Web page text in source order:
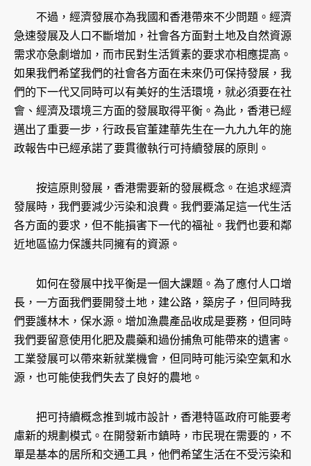
不過，經濟發展亦為我國和香港帶來不少問題。經濟
急速發展及人口不斷增加，社會各方面對土地及自然資源
需求亦急劇增加，而市民對生活質素的要求亦相應提高。
如果我們希望我們的社會各方面在未來仍可保持發展，我
們的下一代又同時可以有美好的生活環境，就必須要在社
會、經濟及環境三方面的發展取得平衡。為此，香港已經
邁出了重要一步，行政長官董建華先生在一九九九年的施
政報告中已經承諾了要貫徹執行可持續發展的原則。
按這原則發展，香港需要新的發展概念。在追求經濟
發展時，我們要減少污染和浪費。我們要滿足這一代生活
各方面的要求，但不能損害下一代的福祉。我們也要和鄰
近地區協力保護共同擁有的資源。
如何在發展中找平衡是一個大課題。為了應付人口增
長，一方面我們要開發土地，建公路，築房子，但同時我
們要護林木，保水源。增加漁農產品收成是要務，但同時
我們要留意使用化肥及農藥和過份捕魚可能帶來的遺害。
工業發展可以帶來新就業機會，但同時可能污染空氣和水
源，也可能使我們失去了良好的農地。
把可持續概念推到城市設計，香港特區政府可能要考
慮新的規劃模式。在開發新市鎮時，市民現在需要的，不
單是基本的居所和交通工具，他們希望生活在不受污染和